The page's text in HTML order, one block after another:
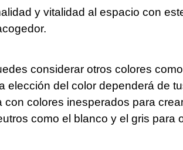
y vitalidad al espacio con
considerar otros colores
elección del color dependerá de
con colores inesperados para
como el blanco y el gris para